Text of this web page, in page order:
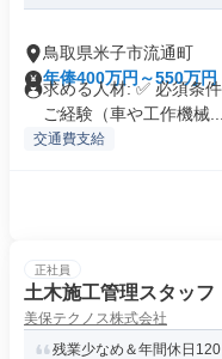
鳥取県米子市流通町
年俸400万円～550万円
求める人材: ✅ 必須条
ご経験（車や工作機械...
交通費支給
正社員
土木施工管理スタッフ
美保テクノス株式会社
残業少なめ＆年間休日